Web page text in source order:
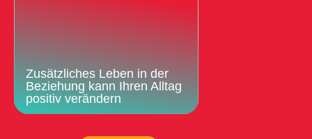
Zusätzliches Leben in der
Beziehung kann Ihren Alltag
positiv verändern